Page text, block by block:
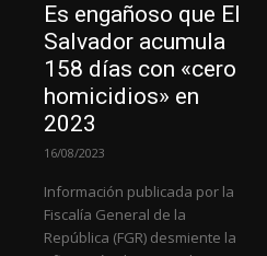
Es engañoso que El
Salvador acumula
158 días con «cero
homicidios» en
2023
16/08/2023
Información publicada por la
Fiscalía General de la
República (FGR) desmiente la